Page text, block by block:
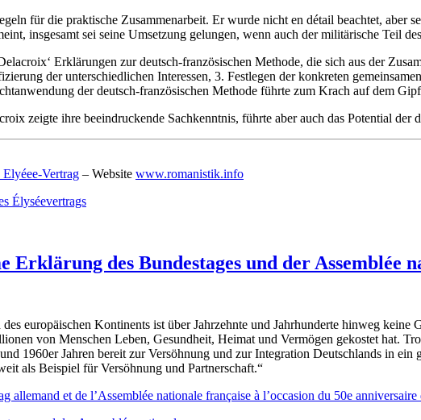
für die praktische Zusammenarbeit. Er wurde nicht en détail beachtet, aber
insgesamt sei seine Umsetzung gelungen, wenn auch der militärische Teil
Erklärungen zur deutsch-französischen Methode, die sich aus der
der unterschiedlichen Interessen, 3. Festlegen der konkreten
der deutsch-französischen Methode führte zum Krach auf dem
zeigte ihre beeindruckende Sachkenntnis, führte aber auch das Potential
Vertrag – Website www.romanistik.info
Élyséevertrags
Erklärung des Bundestages und der Assemblée
europäischen Kontinents ist über Jahrzehnte und Jahrhunderte hinweg
von Menschen Leben, Gesundheit, Heimat und Vermögen gekostet hat.
1960er Jahren bereit zur Versöhnung und zur Integration Deutschlands in
als Beispiel für Versöhnung und Partnerschaft.“
allemand et de l’Assemblée nationale française à l’occasion du 50e